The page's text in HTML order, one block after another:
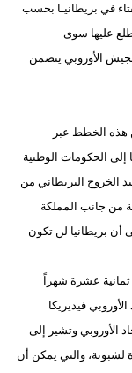
في بريطانيـا بحسب
عليها سوى
الأوروبي يتضمن
هذه الخطط عبر
إلى الحكومات الوطنية
الخروج البريطاني من
من جانب المملكة
على أن بريطانيا لن تكون
عشرة شهراً
فيديريكا
الأوروبي وتشير إلى
من عام 2009 في معاهدة لشبونة، والتي يمكن أن